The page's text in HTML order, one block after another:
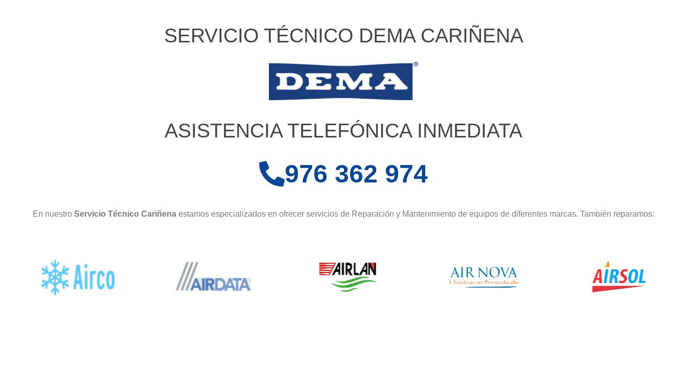
SERVICIO TÉCNICO DEMA CARIÑENA
ASISTENCIA TELEFÓNICA INMEDIATA
976 362 974
En nuestro Servicio Técnico Cariñena estamos especializados en ofrecer servicios de Reparación y Mantenimiento de equipos de diferentes marcas. También reparamos: